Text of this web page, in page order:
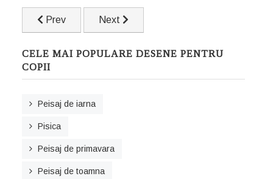
Previous article: Peisaj de toamna
Prev Next article: Peisaj de munte
Next
CELE MAI POPULARE DESENE PENTRU
COPII
Peisaj de iarna
Pisica
Peisaj de primavara
Peisaj de toamna